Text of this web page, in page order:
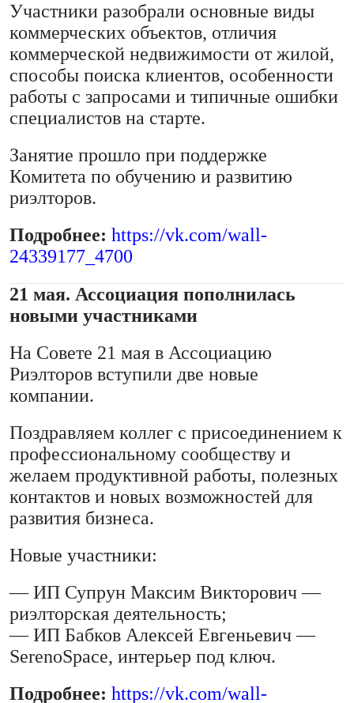
Участники разобрали основные виды
коммерческих объектов, отличия
коммерческой недвижимости от жилой,
способы поиска клиентов, особенности
работы с запросами и типичные ошибки
специалистов на старте.
Занятие прошло при поддержке
Комитета по обучению и развитию
риэлторов.
Подробнее: https://vk.com/wall-
24339177_4700
21 мая. Ассоциация пополнилась
новыми участниками
На Совете 21 мая в Ассоциацию
Риэлторов вступили две новые
компании.
Поздравляем коллег с присоединением к
профессиональному сообществу и
желаем продуктивной работы, полезных
контактов и новых возможностей для
развития бизнеса.
Новые участники:
— ИП Супрун Максим Викторович —
риэлторская деятельность;
— ИП Бабков Алексей Евгеньевич —
SerenoSpace, интерьер под ключ.
Подробнее: https://vk.com/wall-